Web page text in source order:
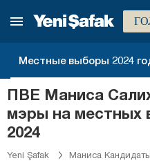
Местные выборы 2024
ПВЕ Маниса
мэры на местных
2024
Yeni Şafak
Маниса
Кайсери
Кырыккале
Кыркларэли
Кыршехир
Коджаэли